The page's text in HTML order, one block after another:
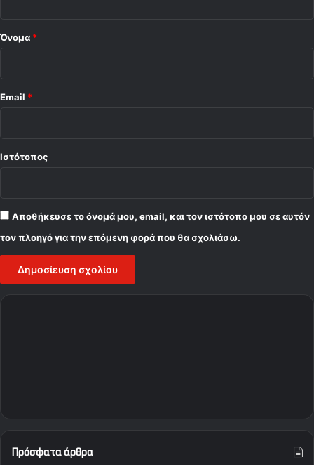
Όνομα *
Email *
Ιστότοπος
Αποθήκευσε το όνομά μου, email, και τον ιστότοπο μου σε αυτόν
τον πλοηγό για την επόμενη φορά που θα σχολιάσω.
Πρόσφατα άρθρα